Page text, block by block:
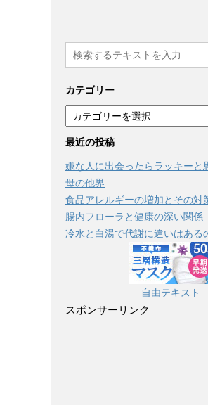
カテゴリー
カ
テ
ゴ
リ
ー
最近の投稿
嫌な人に出会ったらラッキーと
母の他界
食品アレルギーの増加とその対
腸内フローラと健康の深い関係
冷水と白湯で代謝に違いはある
自由テキスト
スポンサーリンク